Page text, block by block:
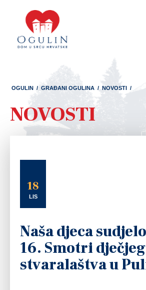
OGULIN / GRAĐANI OGULINA / NOVOSTI /
NOVOSTI
18
LIS
Naša djeca
16. Smotri dječjeg
stvaralaštva u